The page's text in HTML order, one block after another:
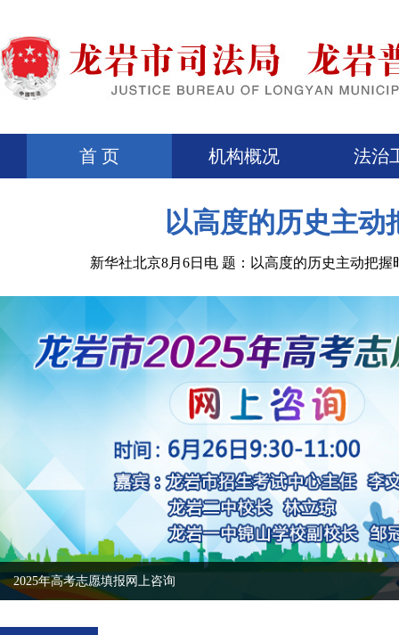
首 页 机构概况 法治
以高度的历史主
新华社北京8月6日电 题：以高度的历史主动
2025年高考志愿填报网上咨询